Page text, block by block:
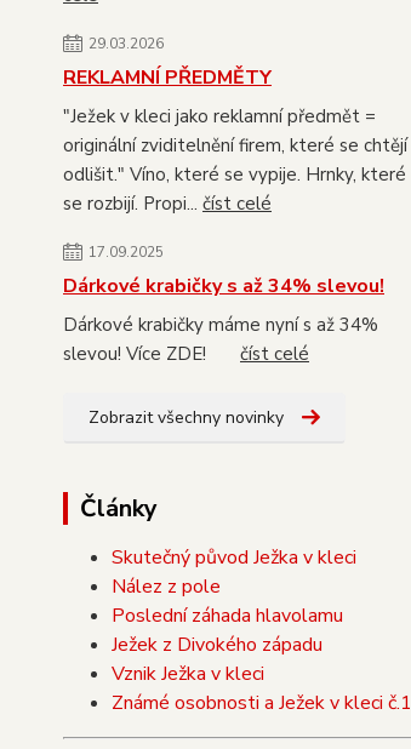
29.03.2026
REKLAMNÍ PŘEDMĚTY
"Ježek v kleci jako reklamní předmět =
originální zviditelnění firem, které se chtějí
odlišit." Víno, které se vypije. Hrnky, které
se rozbijí. Propi... číst celé
17.09.2025
Dárkové krabičky s až 34% slevou!
Dárkové krabičky máme nyní s až 34%
slevou! Více ZDE! číst celé
Zobrazit všechny novinky
Články
Skutečný původ Ježka v kleci
Nález z pole
Poslední záhada hlavolamu
Ježek z Divokého západu
Vznik Ježka v kleci
Známé osobnosti a Ježek v kleci č.1